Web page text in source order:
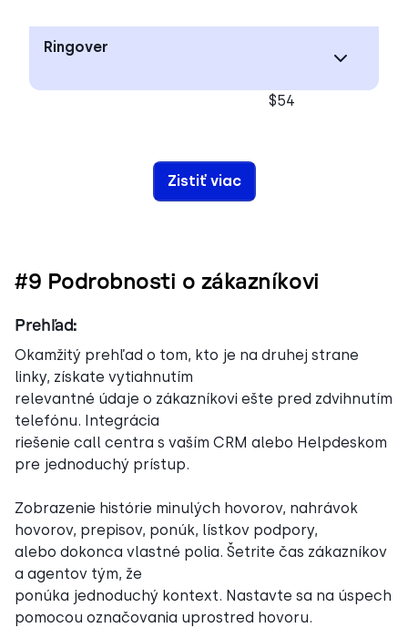
Ringover
$54
Zistiť viac
#9 Podrobnosti o zákazníkovi
Prehľad:
Okamžitý prehľad o tom, kto je na druhej strane
linky, získate vytiahnutím
relevantné údaje o zákazníkovi ešte pred zdvihnutím
telefónu. Integrácia
riešenie call centra s vaším CRM alebo Helpdeskom
pre jednoduchý prístup.
Zobrazenie histórie minulých hovorov, nahrávok
hovorov, prepisov, ponúk, lístkov podpory,
alebo dokonca vlastné polia. Šetrite čas zákazníkov
a agentov tým, že
ponúka jednoduchý kontext. Nastavte sa na úspech
pomocou označovania uprostred hovoru.